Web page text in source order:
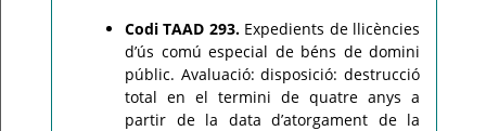
Codi TAAD 293. Expedients de llicències
d’ús comú especial de béns de domini
públic. Avaluació: disposició: destrucció
total en el termini de quatre anys a
partir de la data d’atorgament de la